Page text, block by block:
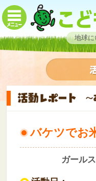
地球に
バケツでお
ガール